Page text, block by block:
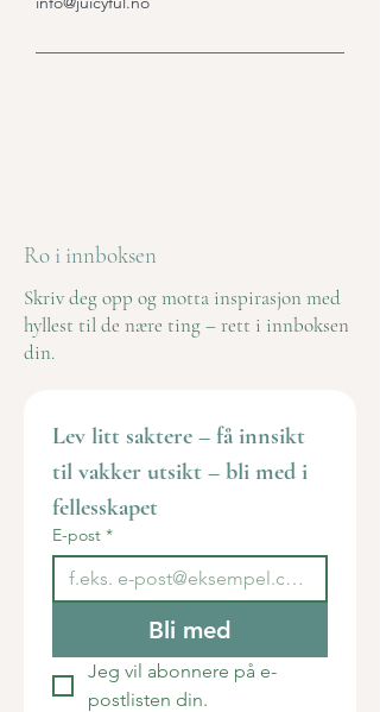
Ro i innboksen
Skriv deg opp og motta inspirasjon med
hyllest til de nære ting – rett i innboksen
din.
Lev litt saktere – få innsikt
til vakker utsikt – bli med i
fellesskapet
E-post *
Bli med
Jeg vil abonnere på e-
postlisten din.